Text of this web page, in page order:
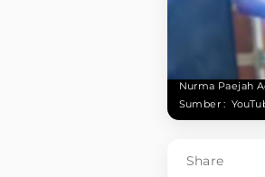
Nurma Paejah
Sumber :
Share